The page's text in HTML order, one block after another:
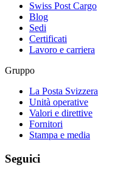
Swiss Post Cargo
Blog
Sedi
Certificati
Lavoro e carriera
Gruppo
La Posta Svizzera
Unità operative
Valori e direttive
Fornitori
Stampa e media
Seguici